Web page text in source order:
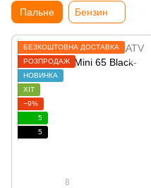
Пальне Бензин
БЕЗКОШТОВНА ДОСТАВКА
РОЗПРОДАЖ
НОВИНКА
ХІТ
−9%
5
5
8